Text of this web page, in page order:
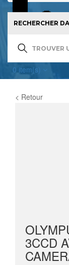
0 item(s)
< Retour
3CCD